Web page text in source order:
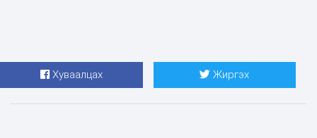
Хуваалцах Жиргэх